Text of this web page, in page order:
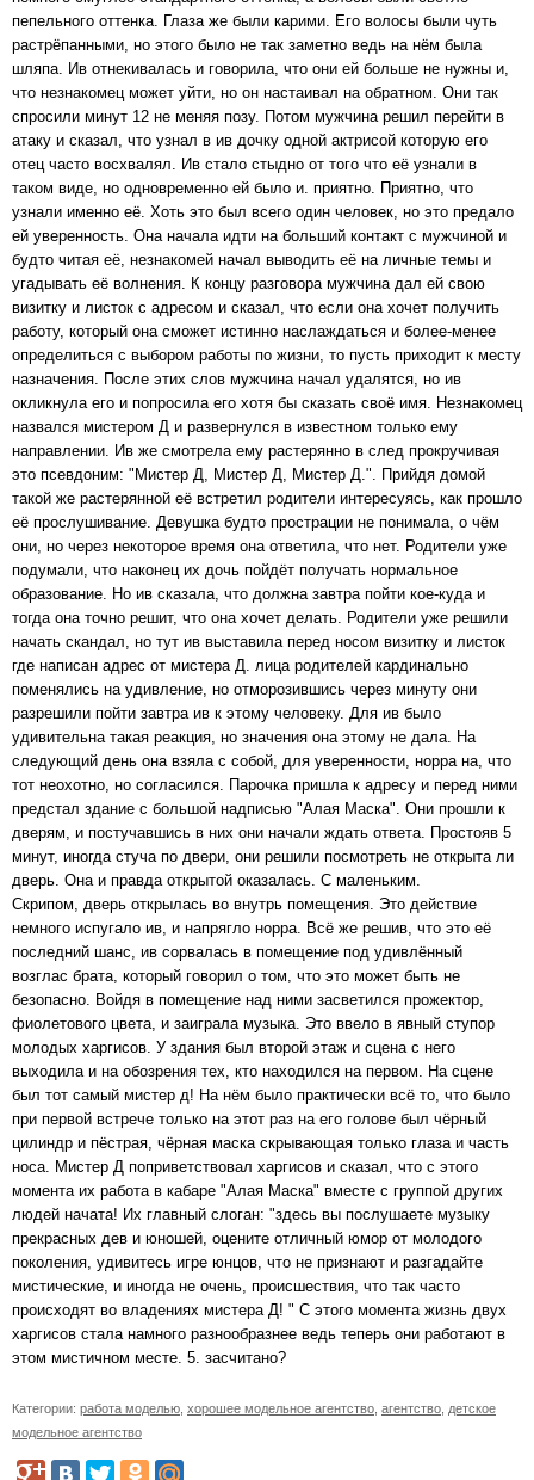
пепельного оттенка. Глаза же были карими. Его волосы были чуть
растрёпанными, но этого было не так заметно ведь на нём была
шляпа. Ив отнекивалась и говорила, что они ей больше не нужны и,
что незнакомец может уйти, но он настаивал на обратном. Они так
спросили минут 12 не меняя позу. Потом мужчина решил перейти в
атаку и сказал, что узнал в ив дочку одной актрисой которую его
отец часто восхвалял. Ив стало стыдно от того что её узнали в
таком виде, но одновременно ей было и. приятно. Приятно, что
узнали именно её. Хоть это был всего один человек, но это предало
ей уверенность. Она начала идти на больший контакт с мужчиной и
будто читая её, незнакомей начал выводить её на личные темы и
угадывать её волнения. К концу разговора мужчина дал ей свою
визитку и листок с адресом и сказал, что если она хочет получить
работу, который она сможет истинно наслаждаться и более-менее
определиться с выбором работы по жизни, то пусть приходит к месту
назначения. После этих слов мужчина начал удалятся, но ив
окликнула его и попросила его хотя бы сказать своё имя. Незнакомец
назвался мистером Д и развернулся в известном только ему
направлении. Ив же смотрела ему растерянно в след прокручивая
это псевдоним: "Мистер Д, Мистер Д, Мистер Д.". Прийдя домой
такой же растерянной её встретил родители интересуясь, как прошло
её прослушивание. Девушка будто прострации не понимала, о чём
они, но через некоторое время она ответила, что нет. Родители уже
подумали, что наконец их дочь пойдёт получать нормальное
образование. Но ив сказала, что должна завтра пойти кое-куда и
тогда она точно решит, что она хочет делать. Родители уже решили
начать скандал, но тут ив выставила перед носом визитку и листок
где написан адрес от мистера Д. лица родителей кардинально
поменялись на удивление, но отморозившись через минуту они
разрешили пойти завтра ив к этому человеку. Для ив было
удивительна такая реакция, но значения она этому не дала. На
следующий день она взяла с собой, для уверенности, норра на, что
тот неохотно, но согласился. Парочка пришла к адресу и перед ними
предстал здание с большой надписью "Алая Маска". Они прошли к
дверям, и постучавшись в них они начали ждать ответа. Простояв 5
минут, иногда стуча по двери, они решили посмотреть не открыта ли
дверь. Она и правда открытой оказалась. С маленьким.
Скрипом, дверь открылась во внутрь помещения. Это действие
немного испугало ив, и напрягло норра. Всё же решив, что это её
последний шанс, ив сорвалась в помещение под удивлённый
возглас брата, который говорил о том, что это может быть не
безопасно. Войдя в помещение над ними засветился прожектор,
фиолетового цвета, и заиграла музыка. Это ввело в явный ступор
молодых харгисов. У здания был второй этаж и сцена с него
выходила и на обозрения тех, кто находился на первом. На сцене
был тот самый мистер д! На нём было практически всё то, что было
при первой встрече только на этот раз на его голове был чёрный
цилиндр и пёстрая, чёрная маска скрывающая только глаза и часть
носа. Мистер Д поприветствовал харгисов и сказал, что с этого
момента их работа в кабаре "Алая Маска" вместе с группой других
людей начата! Их главный слоган: "здесь вы послушаете музыку
прекрасных дев и юношей, оцените отличный юмор от молодого
поколения, удивитесь игре юнцов, что не признают и разгадайте
мистические, и иногда не очень, происшествия, что так часто
происходят во владениях мистера Д! " С этого момента жизнь двух
харгисов стала намного разнообразнее ведь теперь они работают в
этом мистичном месте. 5. засчитано?
Категории: работа моделью хорошее модельное агентство агентство детское
модельное агентство